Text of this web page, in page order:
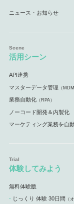
ニュース・お知らせ
活用シーン
API連携
マスターデータ管理 （MDM
業務自動化（RPA）
ノーコード開発＆内製化
マーケティング業務を自
体験してみよう
無料体験版
じっくり 体験 30日間 （